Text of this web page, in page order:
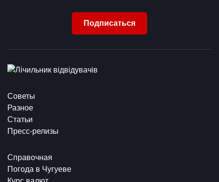
Подписаться
Советы
Разное
Статьи
Пресс-релизы
Справочная
Погода в Чугуеве